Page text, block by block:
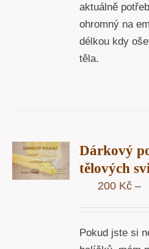
aktuálně
ohromný na
délkou kdy
těla.
Dárkový
tělových
200 Kč –
Pokud jste si